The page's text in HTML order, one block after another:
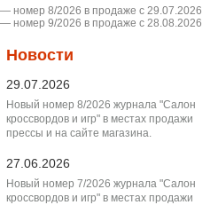
― номер 8/2026 в продаже с 29.07.2026
― номер 9/2026 в продаже с 28.08.2026
Новости
29.07.2026
Новый номер 8/2026 журнала "Салон
кроссвордов и игр" в местах продажи
прессы и на сайте магазина.
27.06.2026
Новый номер 7/2026 журнала "Салон
кроссвордов и игр" в местах продажи